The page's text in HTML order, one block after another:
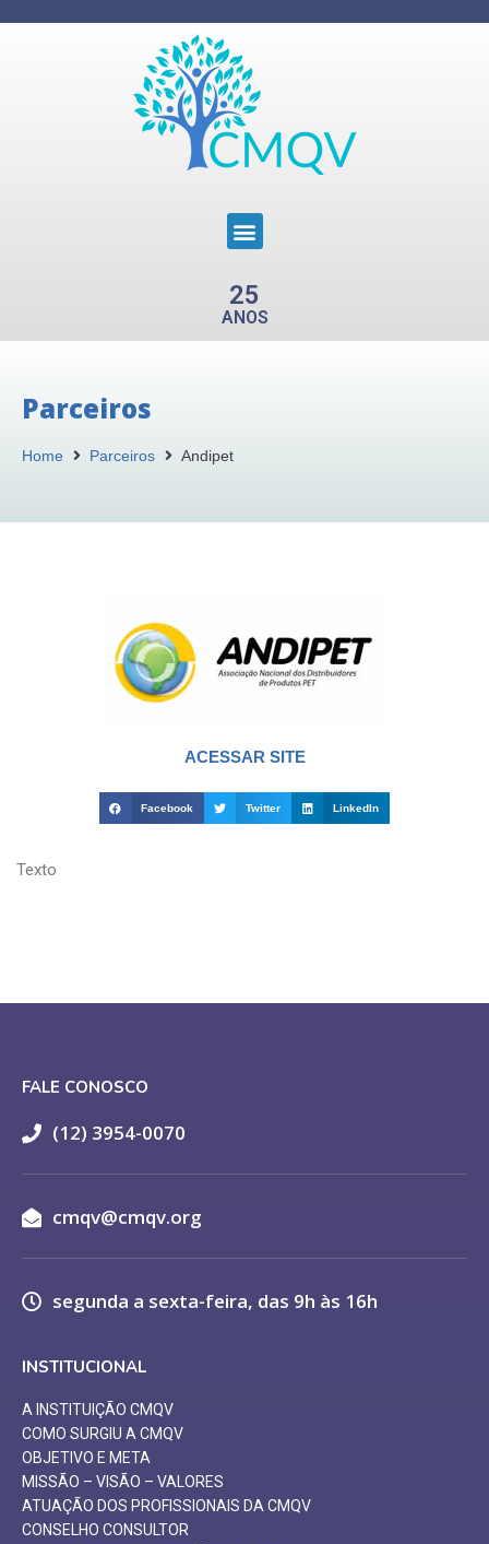
25
ANOS
Parceiros
Home Parceiros Andipet
ACESSAR SITE
Facebook Twitter LinkedIn
Texto
FALE CONOSCO
(12) 3954-0070
cmqv@cmqv.org
segunda a sexta-feira, das 9h às 16h
INSTITUCIONAL
A INSTITUIÇÃO CMQV
COMO SURGIU A CMQV
OBJETIVO E META
MISSÃO – VISÃO – VALORES
ATUAÇÃO DOS PROFISSIONAIS DA CMQV
CONSELHO CONSULTOR